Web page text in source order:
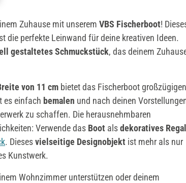
Zuhause mit unserem VBS Fischerboot!
die perfekte Leinwand für deine kreativen Ideen.
gestaltetes Schmuckstück, das deinem
von 11 cm bietet das Fischerboot großzügigen
es einfach bemalen und nach deinen
zu schaffen. Die herausnehmbaren
Verwende das Boot alsdekoratives Regal
. Diesesvielseitige Designobjekt ist mehr als nur
Kunstwerk.
Wohnzimmer unterstützen oder deinem